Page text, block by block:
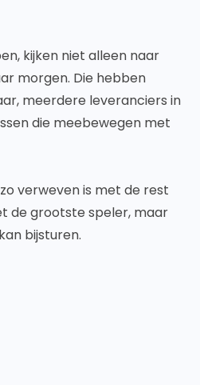
kijken niet alleen naar
morgen. Die hebben
meerdere leveranciers in
die meebewegen met
verweven is met de rest
de grootste speler, maar
bijsturen.